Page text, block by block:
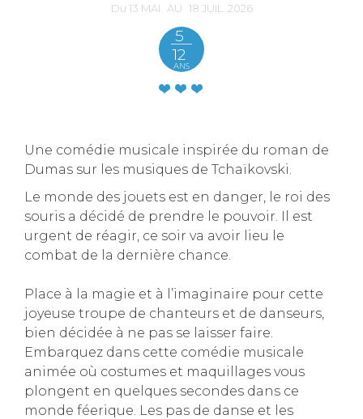
Du 13 MAI AU 18 JUIL. 2026
5
12
ANS
Une comédie musicale inspirée du roman de
Dumas sur les musiques de Tchaïkovski.
Le monde des jouets est en danger, le roi des
souris a décidé de prendre le pouvoir. Il est
urgent de réagir, ce soir va avoir lieu le
combat de la dernière chance.
Place à la magie et à l’imaginaire pour cette
joyeuse troupe de chanteurs et de danseurs,
bien décidée à ne pas se laisser faire.
Embarquez dans cette comédie musicale
animée où costumes et maquillages vous
plongent en quelques secondes dans ce
monde féerique. Les pas de danse et les